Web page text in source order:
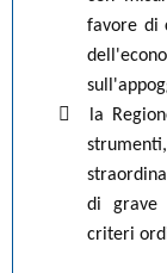
favore di

la
di grave
criteri